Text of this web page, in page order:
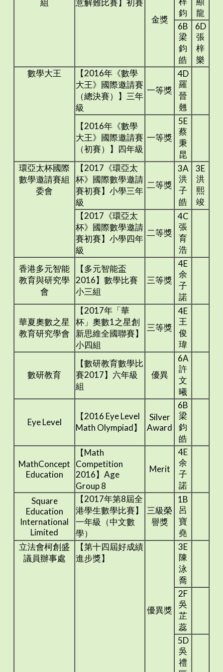
組
意解難比賽】初賽
金獎
鈞
龍
6B
梁
鈞
皓
6D
張
梓
樂
數學大王
【2016年《數學
大王》國際邀請賽
（總決賽）】三年
級
一等獎
4D
羅
晉
翹
【2016年《數學
大王》國際邀請賽
（初賽）】四年級
一等獎
5E
蔡
秉
昆
環亞太杯國際
數學邀請賽組
委會
【2017《環亞太
杯》國際數學邀請
賽初賽】小學三年
級
二等獎
3A
洪
子
皓
3E
洪
熙
竣
【2017《環亞太
杯》國際數學邀請
賽初賽】小學四年
級
二等獎
4C
張
育
浩
香港多元智能
教育與研究學
會
【多元智能盃
2016】數學比賽
小三組
三等獎
4E
余
子
諾
華夏奧數之星
教育研究學會
【2017年「華
杯」奧數1之星創
新思維全國聯賽】
小四組
三等獎
4E
王
俊
瑋
數研教育
【數研教育數學比
賽2017】六年級
組
優異
6A
許
文
曦
Eye Level
【2016 Eye Level
Math Olympiad】
Silver
Award
6B
梁
鈞
皓
MathConcept
Education
【Math
Competition
2016】Age
Group 8
Merit
4E
余
子
諾
Square
Education
International
Limited
【2017年第8屆全
港學生數學比賽】
一年級（中文數
學）
三級榮
譽獎
1B
呂
寶
堯
立法會柯創盛
議員辦事處
【第十四屆好成績
進步獎】
優異獎
3E
陳
泳
喬
2F
吳
芷
蕊
5D
吳
禮